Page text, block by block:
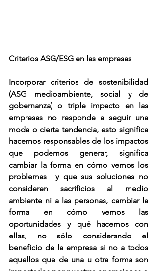
Criterios ASG/ESG en las empresas
Incorporar criterios de sostenibilidad
(ASG medioambiente, social y de
gobernanza) o triple impacto en las
empresas no responde a seguir una
moda o cierta tendencia, esto significa
hacernos responsables de los impactos
que podemos generar, significa
cambiar la forma en cómo vemos los
problemas  y que sus soluciones no
consideren sacrificios al medio
ambiente ni a las personas, cambiar la
forma en cómo vemos las
oportunidades y qué hacemos con
ellas, no sólo considerando el
beneficio de la empresa si no a todos
aquellos que de una u otra forma son